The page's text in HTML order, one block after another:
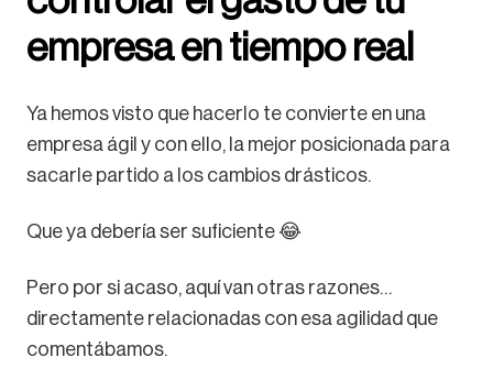
empresa en tiempo real
Ya hemos visto que hacerlo te convierte en una
empresa ágil y con ello, la mejor posicionada para
sacarle partido a los cambios drásticos.
Que ya debería ser suficiente 😂
Pero por si acaso, aquí van otras razones…
directamente relacionadas con esa agilidad que
comentábamos.